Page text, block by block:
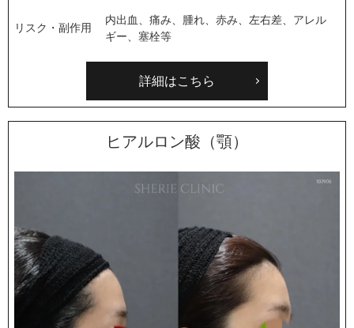
リスク・副作用
内出血、痛み、腫れ、赤み、左右差、アレル
ギー、塞栓等
詳細はこちら
ヒアルロン酸（顎）